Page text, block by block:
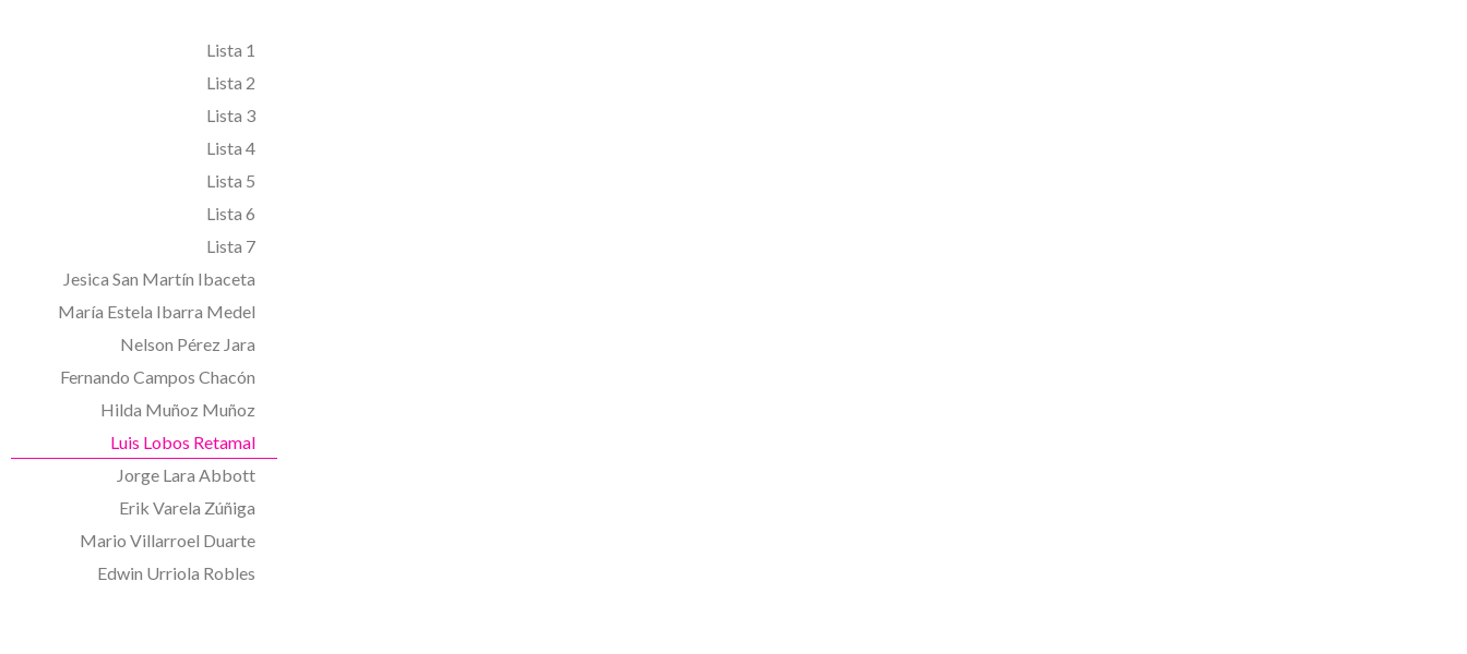
Lista 1
Lista 2
Lista 3
Lista 4
Lista 5
Lista 6
Lista 7
Jesica San Martín Ibaceta
María Estela Ibarra Medel
Nelson Pérez Jara
Fernando Campos Chacón
Hilda Muñoz Muñoz
Luis Lobos Retamal
Jorge Lara Abbott
Erik Varela Zúñiga
Mario Villarroel Duarte
Edwin Urriola Robles